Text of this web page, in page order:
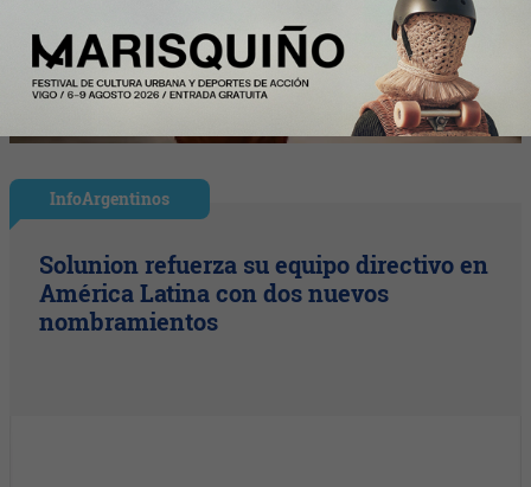
InfoArgentinos
Solunion refuerza su equipo directivo en
América Latina con dos nuevos
nombramientos